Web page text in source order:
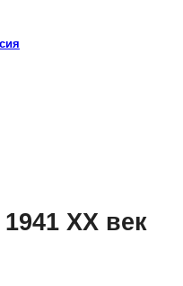
XX век